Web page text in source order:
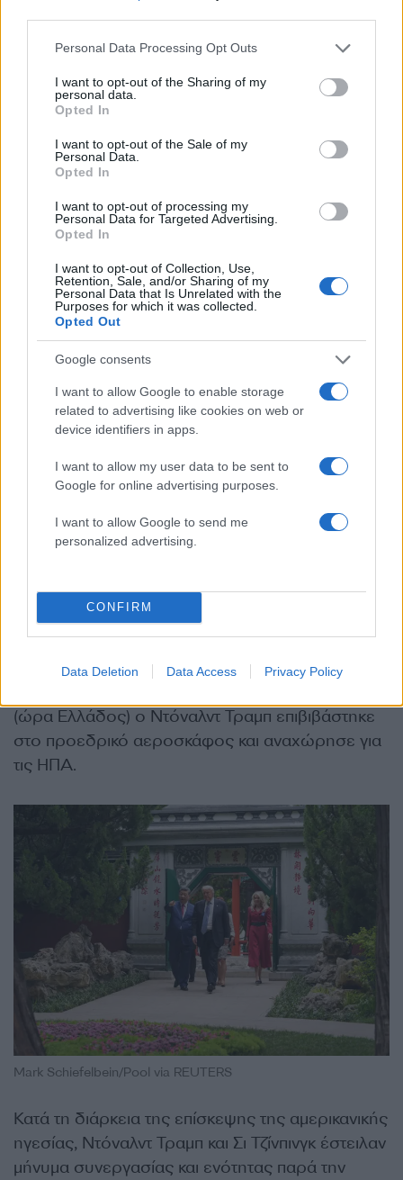
Please note that this website/app uses one or more Google
not limited to your visit or usage behaviour. You may click to
grant or deny consent to Google and its third-party tags to
use your data for below specified purposes in below Google
consent section.
Personal Data Processing Opt Outs
I want to opt-out of the Sharing of my
personal data.
Opted In
I want to opt-out of the Sale of my
Personal Data.
Opted In
I want to opt-out of processing my
Personal Data for Targeted Advertising.
Opted In
I want to opt-out of Collection, Use,
Retention, Sale, and/or Sharing of my
Personal Data that Is Unrelated with the
Purposes for which it was collected.
Opted Out
Google consents
I want to allow Google to enable storage
related to advertising like cookies on web or
device identifiers in apps.
I want to allow my user data to be sent to
Google for online advertising purposes.
I want to allow Google to send me
personalized advertising.
CONFIRM
Data Deletion Data Access Privacy Policy
— Rapid Response 47
2026
REUTERS/Evan Vucci/Pool
Στο πλευρό του Σι Τζινπίνγκ στάθηκαν ο
επικεφαλής του γραφείου του Τσάι Τσι, ο
υπουργός Εξωτερικώ, Γουανγκ Γι, ο
αντιπρόεδρος της κυβέρνησης, Χε Λιφένγκ, που
εμπορικά ζητήματα, καθώς και ο αναπληρωτής
υπουργός Εξωτερικών Μα Ζαοξού και ο
πρέσβης της Κίνας στις ΗΠΑ Σιε Φενγκ.
(ώρα Ελλάδος) ο Ντόναλντ Τραμπ επιβιβάστηκε
στο προεδρικό αεροσκάφος και αναχώρησε για
τις ΗΠΑ.
Mark Schiefelbein/Pool via REUTERS
Κατά τη διάρκεια της επίσκεψης της αμερικανικής
ηγεσίας, Ντόναλντ Τραμπ και Σι Τζίνπινγκ έστειλαν
μήνυμα συνεργασίας και ενότητας παρά την